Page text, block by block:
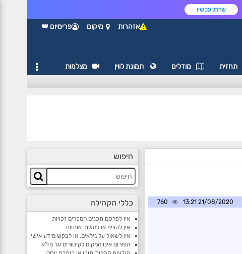
שדרג עכשיו
אזהרות מיקום פרימיום 👑
תחזית מודלים תמונת לווין מצלמות
21/08/2020 13:21
760
חיפוש
כללי הקהילה
אין לפרסם תכנים המפרים זכויות
אין להציף או למשוך אותיות
אין לשאול על גילאים, או לבקש מידע אישי
הפורום אינו המקום לקיטורים על מז"א